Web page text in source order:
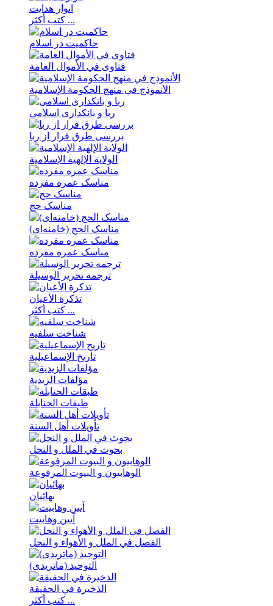
انوار هدايت
كتب أكثر ...
حاکمیت در اسلام
فتاوی في الأموال العامة
الأنموذج في منهج الحکومة الإسلامیة
ربا و بانکداری اسلامی
بررسی طرق فرار از ربا
الولایة الإلهیة الإسلامیة
مناسک عمره مفرده
مناسک حج
مناسک الحج (خامنه‌ای)
مناسک عمره مفرده
ترجمه تحریر الوسیلة
تذکرة الأعیان
كتب أكثر ...
شناخت سلفیه
تاریخ الإسماعیلیة
مؤلفات الزیدیة
طبقات الحنابلة
تأویلات أهل السنة
بحوث في الملل و النحل
الوهابیون و البیوت المرفوعة
بهائیان
آیین وهابیت
الفصل في الملل و الأهواء و النحل
التوحید (ماتریدی)
الذخیرة في الحقیقة
كتب أكثر ...